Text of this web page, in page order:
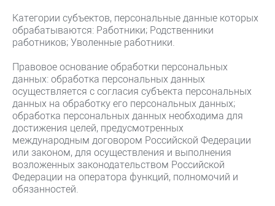
Категории субъектов, персональные данные которых
обрабатываются: Работники; Родственники
работников; Уволенные работники.
Правовое основание обработки персональных
данных: обработка персональных данных
осуществляется с согласия субъекта персональных
данных на обработку его персональных данных;
обработка персональных данных необходима для
достижения целей, предусмотренных
международным договором Российской Федерации
или законом, для осуществления и выполнения
возложенных законодательством Российской
Федерации на оператора функций, полномочий и
обязанностей.